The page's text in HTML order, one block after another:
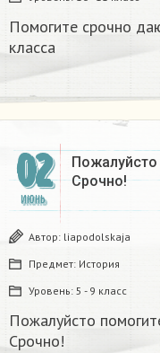
Помогите срочно
класса
02
ИЮНЬ
Пожалуйсто
Срочно!
Автор: liapodolskaja
Предмет: История
Уровень: 5 - 9 класс
Пожалуйсто
Срочно!